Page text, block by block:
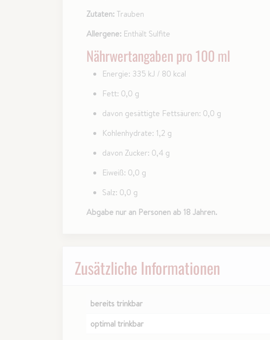
Zutaten: Trauben
Allergene: Enthält Sulfite
Nährwertangaben pro 100 ml
Energie: 335 kJ / 80 kcal
Fett: 0,0 g
davon gesättigte Fettsäuren: 0,0 g
Kohlenhydrate: 1,2 g
davon Zucker: 0,4 g
Eiweiß: 0,0 g
Salz: 0,0 g
Abgabe nur an Personen ab 18 Jahren.
Zusätzliche Informationen
bereits trinkbar
optimal trinkbar